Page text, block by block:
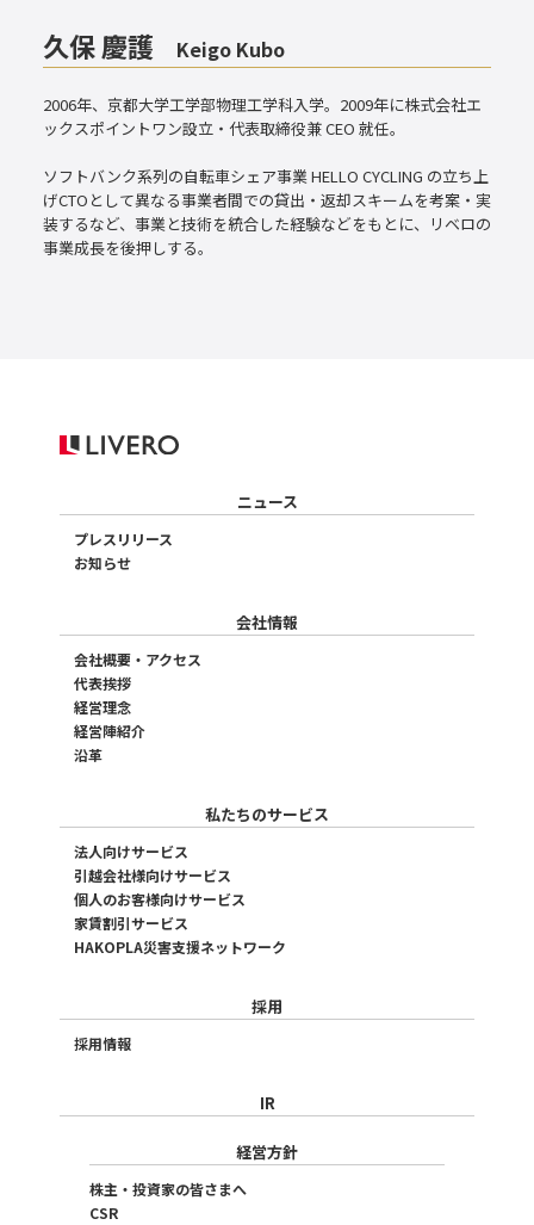
久保 慶護 Keigo Kubo
2006年、京都大学工学部物理工学科入学。2009年に株式会社エ
ックスポイントワン設立・代表取締役兼 CEO 就任。
ソフトバンク系列の自転車シェア事業 HELLO CYCLING の立ち上
げCTOとして異なる事業者間での貸出・返却スキームを考案・実
装するなど、事業と技術を統合した経験などをもとに、リベロの
事業成長を後押しする。
ニュース
プレスリリース
お知らせ
会社情報
会社概要・アクセス
代表挨拶
経営理念
経営陣紹介
沿革
私たちのサービス
法人向けサービス
引越会社様向けサービス
個人のお客様向けサービス
家賃割引サービス
HAKOPLA災害支援ネットワーク
採用
採用情報
IR
経営方針
株主・投資家の皆さまへ
CSR